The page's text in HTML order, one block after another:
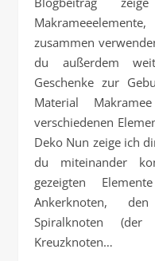
zusammen
du außerdem
Geschenke zur
Material
verschiedenen
Deko Nun zeige ich
du miteinander
gezeigten
Ankerknoten,
Spiralknoten
Kreuzknoten…